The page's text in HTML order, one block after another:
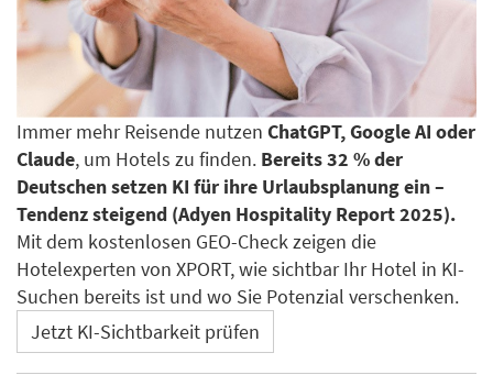
Immer mehr Reisende nutzen ChatGPT, Google AI oder
Claude, um Hotels zu finden. Bereits 32 % der
Deutschen setzen KI für ihre Urlaubsplanung ein –
Tendenz steigend (Adyen Hospitality Report 2025).
Mit dem kostenlosen GEO-Check zeigen die
Hotelexperten von XPORT, wie sichtbar Ihr Hotel in KI-
Suchen bereits ist und wo Sie Potenzial verschenken.
Jetzt KI-Sichtbarkeit prüfen